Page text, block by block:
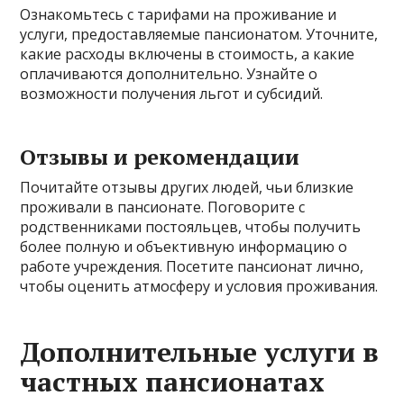
Ознакомьтесь с тарифами на проживание и
услуги, предоставляемые пансионатом. Уточните,
какие расходы включены в стоимость, а какие
оплачиваются дополнительно. Узнайте о
возможности получения льгот и субсидий.
Отзывы и рекомендации
Почитайте отзывы других людей, чьи близкие
проживали в пансионате. Поговорите с
родственниками постояльцев, чтобы получить
более полную и объективную информацию о
работе учреждения. Посетите пансионат лично,
чтобы оценить атмосферу и условия проживания.
Дополнительные услуги в
частных пансионатах